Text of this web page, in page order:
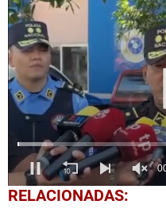
0
seconds
RELACIONADAS: